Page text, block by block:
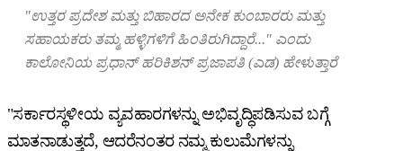
"ಉತ್ತರ ಪ್ರದೇಶ ಮತ್ತು ಬಿಹಾರದ ಅನೇಕ ಕುಂಬಾರರು ಮತ್ತು
ಸಹಾಯಕರು ತಮ್ಮ ಹಳ್ಳಿಗಳಿಗೆ ಹಿಂತಿರುಗಿದ್ದಾರೆ..." ಎಂದು
ಕಾಲೋನಿಯ ಪ್ರಧಾನ್ ಹರಿಕಿಶನ್ ಪ್ರಜಾಪತಿ (ಎಡ) ಹೇಳುತ್ತಾರೆ
"ಸರ್ಕಾರಸ್ಥಳೀಯ ವ್ಯವಹಾರಗಳನ್ನು ಅಭಿವೃದ್ಧಿಪಡಿಸುವ ಬಗ್ಗೆ
ಮಾತನಾಡುತ್ತದೆ, ಆದರೆನಂತರ ನಮ್ಮ ಕುಲುಮೆಗಳನ್ನು